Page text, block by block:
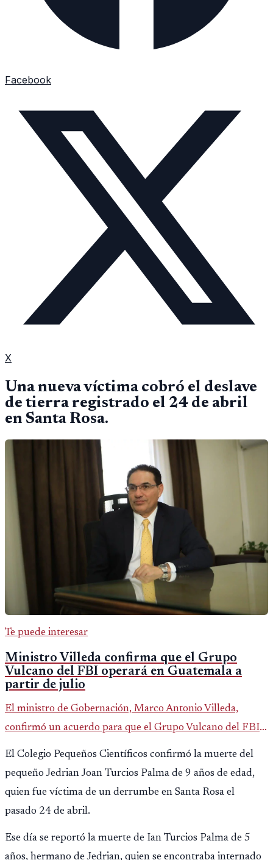
Facebook
X
Una nueva víctima cobró el deslave
de tierra registrado el 24 de abril
en Santa Rosa.
Te puede interesar
Ministro Villeda confirma que el Grupo
Vulcano del FBI operará en Guatemala a
partir de julio
El ministro de Gobernación, Marco Antonio Villeda,
confirmó un acuerdo para que el Grupo Vulcano del FBI
opere en Guatemala a partir de julio, tras un intento
fallido con la administración anterior del Ministerio
Público.
El Colegio Pequeños Científicos confirmó la muerte del
pequeño Jedrian Joan Turcios Palma de 9 años de edad,
quien fue víctima de un derrumbe en Santa Rosa el
pasado 24 de abril.
Ese día se reportó la muerte de Ian Turcios Palma de 5
años, hermano de Jedrian, quien se encontraba internado